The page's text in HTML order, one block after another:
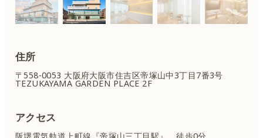
住所
〒558-0053 大阪府大阪市住吉区帝塚山中3丁目7番3号
TEZUKAYAMA GARDEN PLACE 2F
アクセス
阪堺電気軌道上町線『帝塚山三丁目駅』 徒歩0分